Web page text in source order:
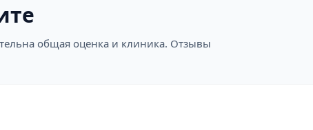
общая оценка и клиника. Отзывы